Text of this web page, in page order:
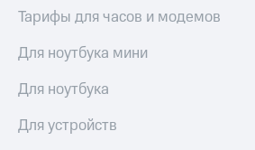
Тарифы для часов и модемов
Для ноутбука мини
Для ноутбука
Для устройств